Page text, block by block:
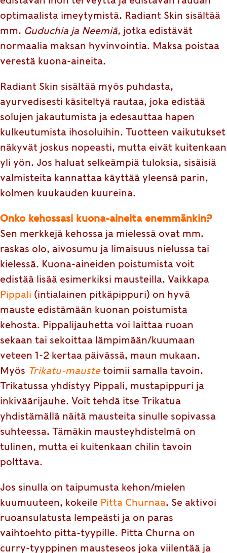
optimaalista imeytymistä. Radiant Skin sisältää
mm. Guduchia ja Neemiä, jotka edistävät
normaalia maksan hyvinvointia. Maksa poistaa
verestä kuona-aineita.
Radiant Skin sisältää myös puhdasta,
ayurvedisesti käsiteltyä rautaa, joka edistää
solujen jakautumista ja edesauttaa hapen
kulkeutumista ihosoluihin. Tuotteen vaikutukset
näkyvät joskus nopeasti, mutta eivät kuitenkaan
yli yön. Jos haluat selkeämpiä tuloksia, sisäisiä
valmisteita kannattaa käyttää yleensä parin,
kolmen kuukauden kuureina.
Onko kehossasi kuona-aineita enemmänkin?
Sen merkkejä kehossa ja mielessä ovat mm.
raskas olo, aivosumu ja limaisuus nielussa tai
kielessä. Kuona-aineiden poistumista voit
edistää lisää esimerkiksi mausteilla. Vaikkapa
Pippali (intialainen pitkäpippuri) on hyvä
mauste edistämään kuonan poistumista
kehosta. Pippalijauhetta voi laittaa ruoan
sekaan tai sekoittaa lämpimään/kuumaan
veteen 1-2 kertaa päivässä, maun mukaan.
Myös Trikatu-maustetoimii samalla tavoin.
Trikatussa yhdistyy Pippali, mustapippuri ja
inkiväärijauhe. Voit tehdä itse Trikatua
yhdistämällä näitä mausteita sinulle sopivassa
suhteessa. Tämäkin mausteyhdistelmä on
tulinen, mutta ei kuitenkaan chilin tavoin
polttava.
Jos sinulla on taipumusta kehon/mielen
kuumuuteen, kokeile Pitta Churnaa. Se aktivoi
ruoansulatusta lempeästi ja on paras
vaihtoehto pitta-tyypille. Pitta Churna on
curry-tyyppinen mausteseos joka viilentää ja